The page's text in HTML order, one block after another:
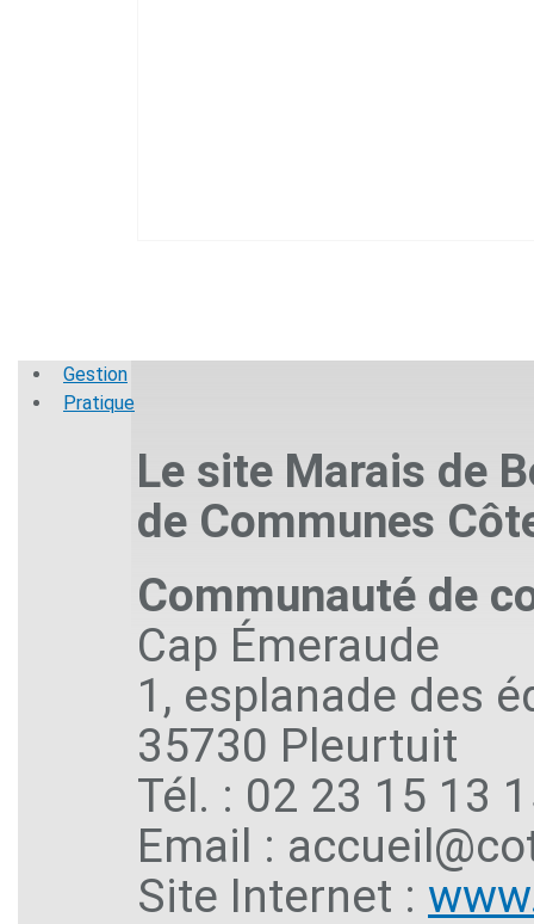
Gestion
Pratique
Le site Marais de
de Communes
Communauté de
Cap Émeraude
1, esplanade des
35730 Pleurtuit
Tél. : 02 23 15 13
Email :
Site Internet :